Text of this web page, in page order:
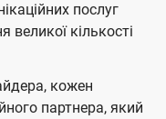
послуг
великої кількості
кожен
партнера, який